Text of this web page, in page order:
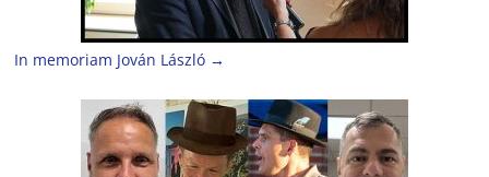
In memoriam Jován László →